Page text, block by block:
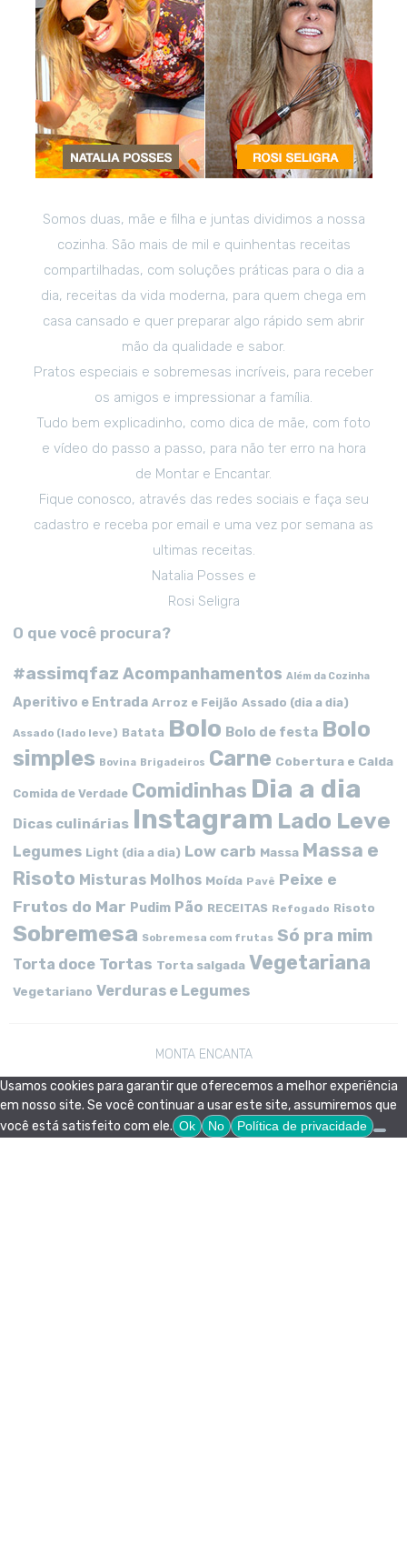
Somos duas, mãe e filha e juntas dividimos a nossa
cozinha. São mais de mil e quinhentas receitas
compartilhadas, com soluções práticas para o dia a
dia, receitas da vida moderna, para quem chega em
casa cansado e quer preparar algo rápido sem abrir
mão da qualidade e sabor.
Pratos especiais e sobremesas incríveis, para receber
os amigos e impressionar a família.
Tudo bem explicadinho, como dica de mãe, com foto
e vídeo do passo a passo, para não ter erro na hora
de Montar e Encantar.
Fique conosco, através das redes sociais e faça seu
cadastro e receba por email e uma vez por semana as
ultimas receitas.
Natalia Posses e
Rosi Seligra
O que você procura?
#assimqfaz Acompanhamentos Além da Cozinha
Aperitivo e Entrada Arroz e Feijão Assado (dia a dia)
Assado (lado leve) Batata Bolo Bolo de festa Bolo
simples Bovina Brigadeiros Carne Cobertura e Calda
Comida de Verdade Comidinhas Dia a dia
Dicas culinárias Instagram Lado Leve
Legumes Light (dia a dia) Low carb Massa Massa e
Risoto Misturas Molhos Moída Pavê Peixe e
Frutos do Mar Pudim Pão RECEITAS Refogado Risoto
Sobremesa Sobremesa com frutas Só pra mim
Torta doce Tortas Torta salgada Vegetariana
Vegetariano Verduras e Legumes
MONTA ENCANTA
Usamos cookies para garantir que oferecemos a melhor experiência
em nosso site. Se você continuar a usar este site, assumiremos que
você está satisfeito com ele. Ok No Política de privacidade